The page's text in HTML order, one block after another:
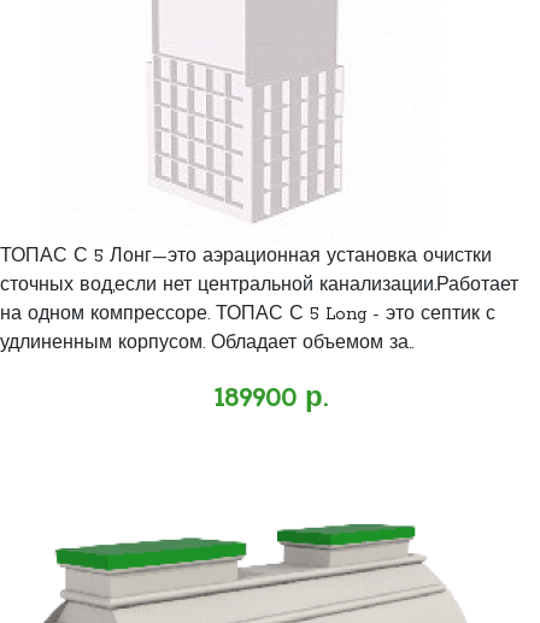
ТОПАС С 5 Лонг—это аэрационная установка очистки
сточных вод,если нет центральной канализации.Работает
на одном компрессоре. ТОПАС С 5 Long - это септик с
удлиненным корпусом. Обладает объемом за..
189900 р.